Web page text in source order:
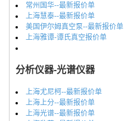
常州国华--最新报价单
上海慧泰--最新报价单
美国伊尔姆真空泵--最新报价单
上海雅谭-谭氏真空报价单
分析仪器-光谱仪器
上海尤尼柯--最新报价单
上海上分--最新报价单
上海光谱--最新报价单